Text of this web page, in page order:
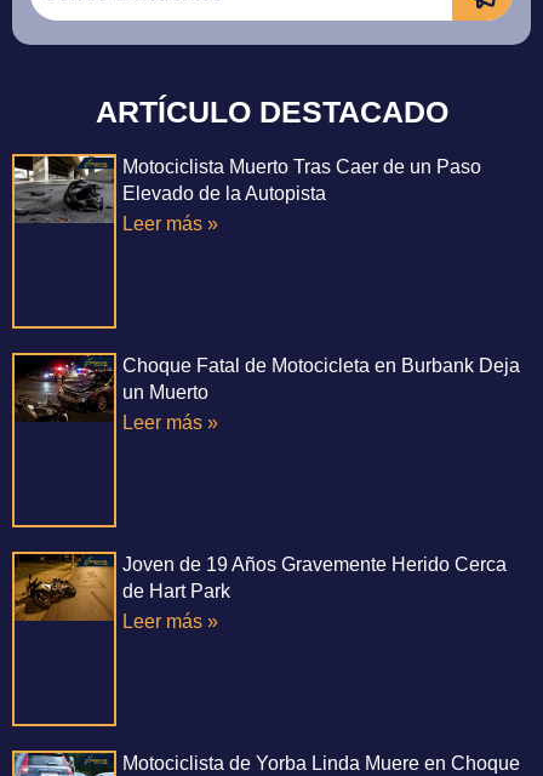
ARTÍCULO DESTACADO
Motociclista Muerto Tras Caer de un Paso
Elevado de la Autopista
Leer más »
Choque Fatal de Motocicleta en Burbank Deja
un Muerto
Leer más »
Joven de 19 Años Gravemente Herido Cerca
de Hart Park
Leer más »
Motociclista de Yorba Linda Muere en Choque